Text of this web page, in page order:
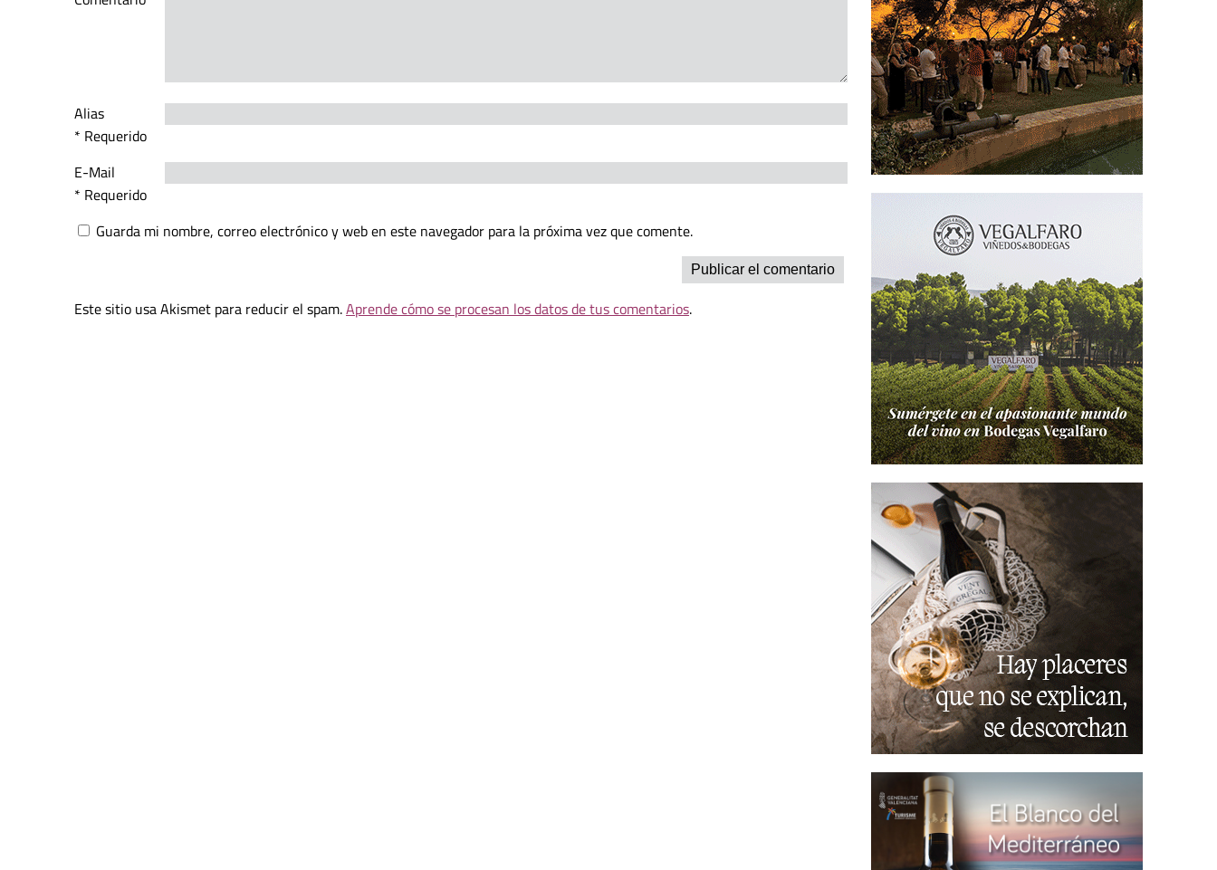
Alias
* Requerido
E-Mail
* Requerido
Guarda mi nombre, correo electrónico y web en este navegador para la próxima vez que comente.
Este sitio usa Akismet para reducir el spam.Aprende cómo se procesan los datos de tus comentarios.